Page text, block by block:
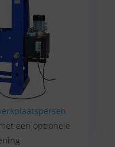
een optionele